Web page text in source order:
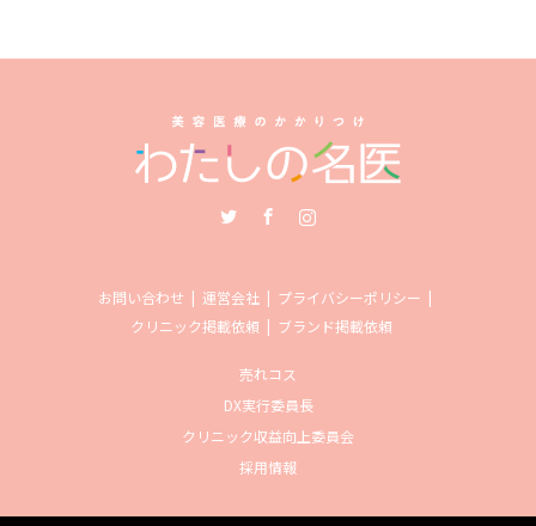
お問い合わせ 運営会社
プライバシーポリシー
クリニック掲載依頼
ブランド掲載依頼
売れコス
DX実行委員長
クリニック収益向上委員会
採用情報